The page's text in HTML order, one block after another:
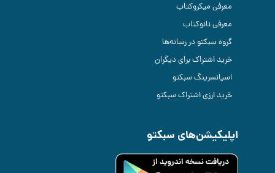
معرفی میکروکتاب
معرفی نانوکتاب
گروه سبکتو در رسانه‌ها
خرید اشتراک برای دیگران
اسپانسرینگ سبکتو
خرید ارزی اشتراک سبکتو
اپلیکیشن‌های سبکتو